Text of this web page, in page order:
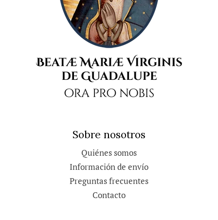
Sobre nosotros
Quiénes somos
Información de envío
Preguntas frecuentes
Contacto